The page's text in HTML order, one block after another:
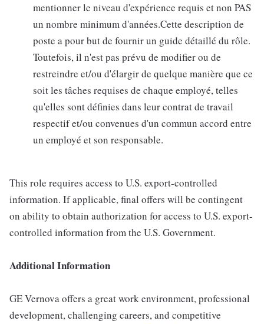
mentionner le niveau d'expérience requis et non PAS
un nombre minimum d'années.Cette description de
poste a pour but de fournir un guide détaillé du rôle.
Toutefois, il n'est pas prévu de modifier ou de
restreindre et/ou d'élargir de quelque manière que ce
soit les tâches requises de chaque employé, telles
qu'elles sont définies dans leur contrat de travail
respectif et/ou convenues d'un commun accord entre
un employé et son responsable.
This role requires access to U.S. export-controlled
information. If applicable, final offers will be contingent
on ability to obtain authorization for access to U.S. export-
controlled information from the U.S. Government.
Additional Information
GE Vernova offers a great work environment, professional
development, challenging careers, and competitive